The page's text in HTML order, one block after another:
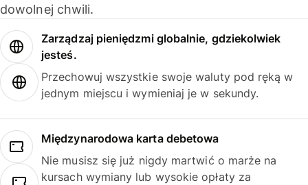
dowolnej chwili.
Zarządzaj pieniędzmi globalnie, gdziekolwiek
jesteś.
Przechowuj wszystkie swoje waluty pod ręką w
jednym miejscu i wymieniaj je w sekundy.
Międzynarodowa karta debetowa
Nie musisz się już nigdy martwić o marże na
kursach wymiany lub wysokie opłaty za